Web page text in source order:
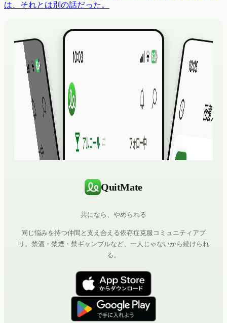
は、それとは別の話だった。
QuitMate
共になら、やめられる
同じ悩みを持つ仲間と支え合える依存症克服コミュニティアプ
リ。禁酒・禁煙・禁ギャンブルなど、一人じゃないから続けられ
る。